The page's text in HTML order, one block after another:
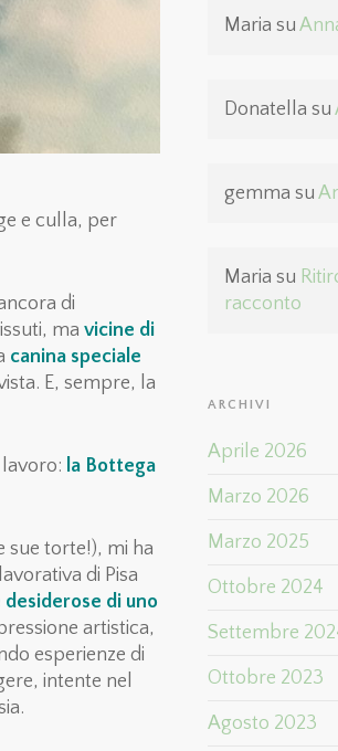
e culla, per
di
ma vicine di
canina speciale
E, sempre, la
la Bottega
sue torte!), mi ha
di Pisa
di uno
artistica,
esperienze di
intente nel
Maria su
Donatella su
gemma su
Maria su
racconto
ARCHIVI
Aprile 2026
Marzo 2026
Marzo 2025
Ottobre 2024
Settembre
Ottobre 2023
Agosto 2023